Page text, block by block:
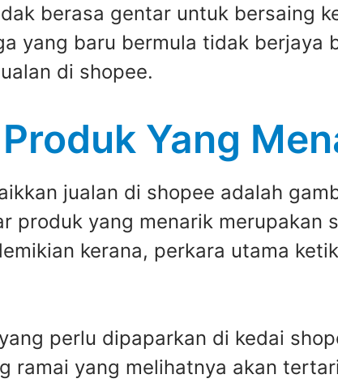
berasa gentar untuk bersaing
yang baru bermula tidak berjaya
di shopee.
Yang
jualan di shopee adalah
produk yang menarik merupakan
kerana, perkara utama
perlu dipaparkan di kedai
ramai yang melihatnya akan